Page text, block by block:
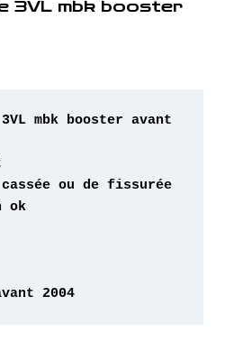
3VL mbk booster
mbk booster avant
2004